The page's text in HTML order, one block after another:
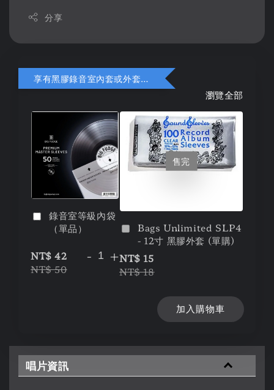
分享
享有黑膠錄音室內套或外套折扣
瀏覽全部
錄音室等級內袋
（單品）
NT$ 42
NT$ 50
- +
售完
Bags Unlimited SLP4
- 12寸 黑膠外套 (單購)
NT$ 15
NT$ 18
加入購物車
唱片資訊